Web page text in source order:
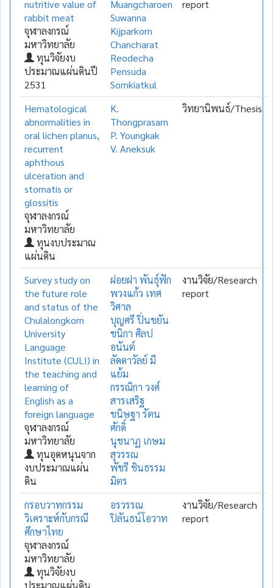
nutritive value of
rabbit meat
จุฬาลงกรณ์
มหาวิทยาลัย
ทุนวิจัยงบ
ประมาณแผ่นดินปี
2531
Muangcharoen
Suwanna
Kijparkorn
Chancharat
Reodecha
Pensuda
Somkiatkul
report
Hematological
abnormalities in
oral lichen planus,
recurrent
aphthous
ulceration and
stomatis or
glossitis
จุฬาลงกรณ์
มหาวิทยาลัย
ทุนงบประมาณ
แผ่นดิน
K.
Thongprasarn
P. Youngkak
V. Aneksuk
วิทยานิพนธ์/Thesis
Survey study on
the future role
and status of the
Chulalongkorn
University
Language
Institute (CULI) in
the teaching and
learning of
English as a
foreign language
จุฬาลงกรณ์
มหาวิทยาลัย
ทุนอุดหนุนจาก
งบประมาณแผ่น
ดิน
ฝอยฝา พันธุ์ฟัก
พวงแก้ว เทศ
วิศาล
บุญศรี ปิ่นขยัน
ชนิกา ศิลป
อนันต์
ลัดดาวัลย์ มี
แย้ม
กรรณิกา วงศ์
สารเสริฐ
ขนิษฐา รัตน
ศักดิ์
นุชนาฏ เกษม
สุวรรณ
พัชรี ชินธรรม
มิตร
งานวิจัย/Research
report
กรอบวาทกรรม
วิเคราะห์กับกรณี
ศึกษาไทย
จุฬาลงกรณ์
มหาวิทยาลัย
ทุนวิจัยงบ
ประมาณแผ่นดิน
อรวรรณ
ปิลันธน์โอวาท
งานวิจัย/Research
report